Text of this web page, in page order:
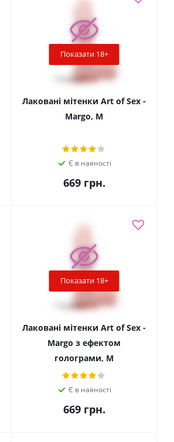
Показати 18+
Лаковані мітенки Art of Sex -
Margo, M
Є в наяності
669грн.
Показати 18+
Лаковані мітенки Art of Sex -
Margo з ефектом
голограми, M
Є в наяності
669грн.